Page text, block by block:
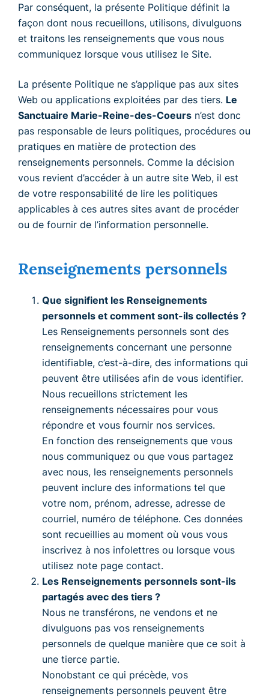
Par conséquent, la présente Politique définit la
façon dont nous recueillons, utilisons, divulguons
et traitons les renseignements que vous nous
communiquez lorsque vous utilisez le Site.
La présente Politique ne s’applique pas aux sites
Web ou applications exploitées par des tiers. Le
Sanctuaire Marie-Reine-des-Coeurs n’est donc
pas responsable de leurs politiques, procédures ou
pratiques en matière de protection des
renseignements personnels. Comme la décision
vous revient d’accéder à un autre site Web, il est
de votre responsabilité de lire les politiques
applicables à ces autres sites avant de procéder
ou de fournir de l’information personnelle.
Renseignements personnels
Que signifient les Renseignements
personnels et comment sont-ils collectés ?
Les Renseignements personnels sont des
renseignements concernant une personne
identifiable, c’est-à-dire, des informations qui
peuvent être utilisées afin de vous identifier.
Nous recueillons strictement les
renseignements nécessaires pour vous
répondre et vous fournir nos services.
En fonction des renseignements que vous
nous communiquez ou que vous partagez
avec nous, les renseignements personnels
peuvent inclure des informations tel que
votre nom, prénom, adresse, adresse de
courriel, numéro de téléphone. Ces données
sont recueillies au moment où vous vous
inscrivez à nos infolettres ou lorsque vous
utilisez note page contact.
Les Renseignements personnels sont-ils
partagés avec des tiers ?
Nous ne transférons, ne vendons et ne
divulguons pas vos renseignements
personnels de quelque manière que ce soit à
une tierce partie.
Nonobstant ce qui précède, vos
renseignements personnels peuvent être